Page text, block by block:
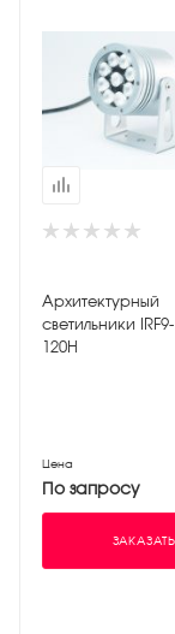
Архитектурный
светильники
120H
Цена
По запросу
ЗАКАЗАТЬ